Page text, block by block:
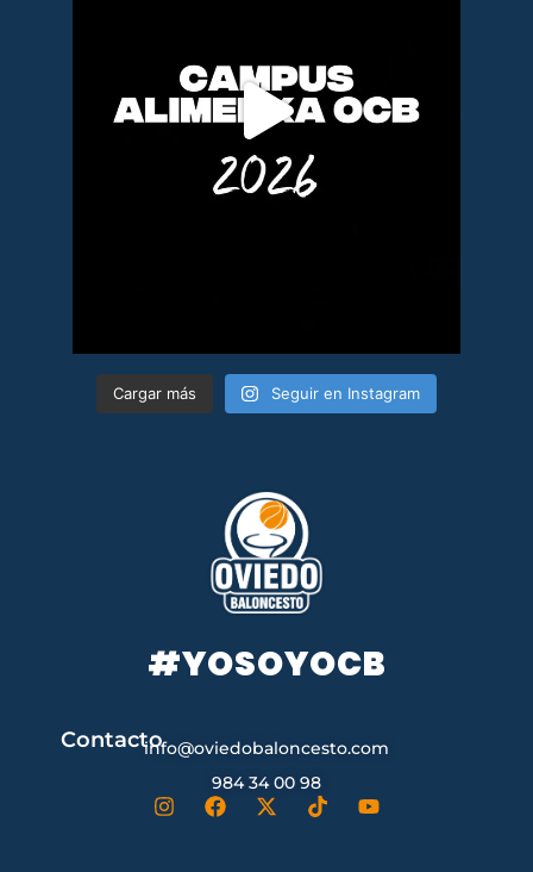
Cargar más Seguir en Instagram
#YOSOYOCB
Contactoinfo@oviedobaloncesto.com
984 34 00 98